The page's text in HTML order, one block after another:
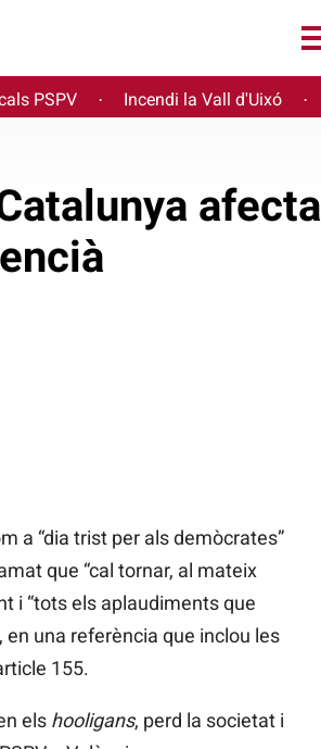
PSPV · Incendi la Vall d'Uixó ·
afecta
a “dia trist per als demòcrates”
que “cal tornar, al mateix
i “tots els aplaudiments que
en una referència que inclou les
155.
els hooligans, perd la societat i